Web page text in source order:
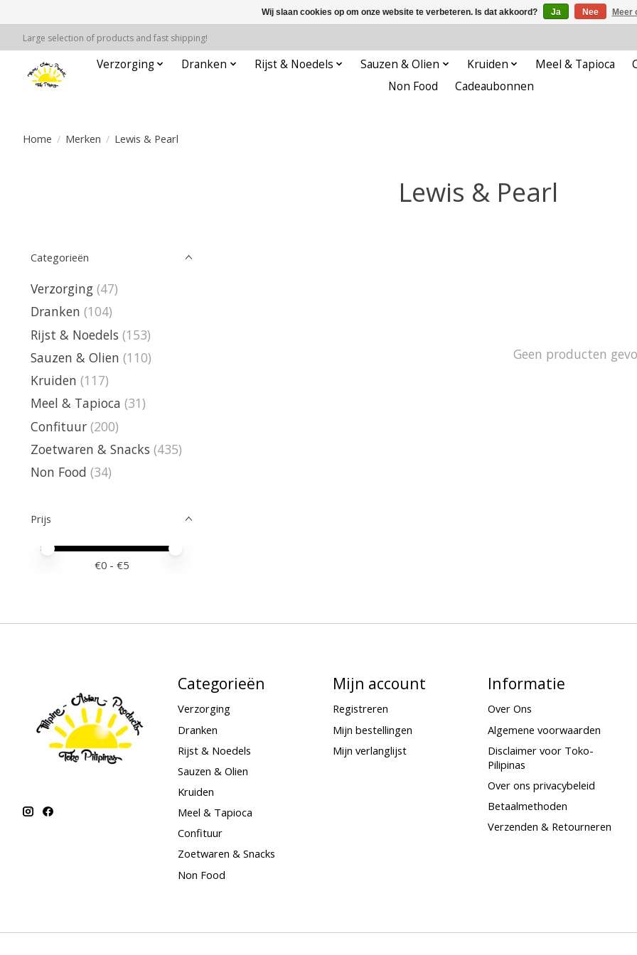
Large selection of products and fast shipping!
Verzorging Dranken Rijst & Noedels Sauzen & Olien Kruiden Meel & Tapioca
Non Food
Cadeaubonnen
Home / Merken / Lewis & Pearl
Lewis & Pearl
Categorieën
Verzorging (47)
Dranken (104)
Rijst & Noedels (153)
Sauzen & Olien (110)
Kruiden (117)
Meel & Tapioca (31)
Confituur (200)
Zoetwaren & Snacks (435)
Non Food (34)
Prijs
Minimale prijswaarde
Price maximum value
€0 - €5
Geen producten
Categorieën
Verzorging
Dranken
Rijst & Noedels
Sauzen & Olien
Kruiden
Meel & Tapioca
Confituur
Zoetwaren & Snacks
Non Food
Mijn account
Registreren
Mijn bestellingen
Mijn verlanglijst
Informatie
Over Ons
Algemene voorwaarden
Disclaimer voor Toko-
Pilipinas
Over ons privacybeleid
Betaalmethoden
Verzenden & Retourneren
Wij slaan cookies op om onze website te verbeteren. Is dat akkoord? Ja Nee Meer